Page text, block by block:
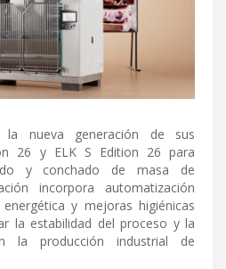
la nueva generación de sus
26 y ELK S Edition 26 para
y conchado de masa de
incorpora automatización
y mejoras higiénicas
la estabilidad del proceso y la
la producción industrial de